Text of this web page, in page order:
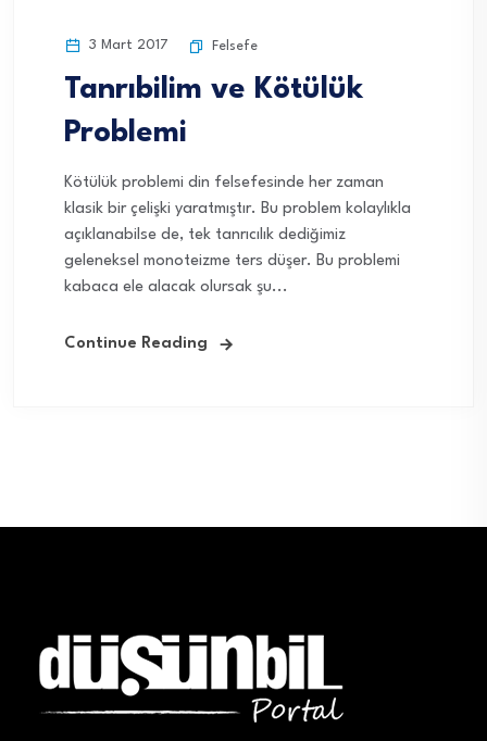
3 Mart 2017 Felsefe
Tanrıbilim ve Kötülük
Problemi
Kötülük problemi din felsefesinde her zaman
klasik bir çelişki yaratmıştır. Bu problem kolaylıkla
açıklanabilse de, tek tanrıcılık dediğimiz
geleneksel monoteizme ters düşer. Bu problemi
kabaca ele alacak olursak şu...
Continue Reading